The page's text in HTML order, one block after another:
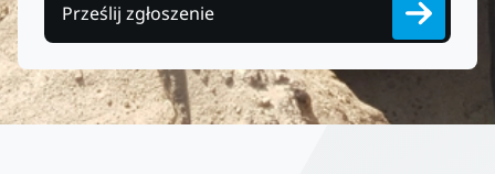
Prześlij zgłoszenie